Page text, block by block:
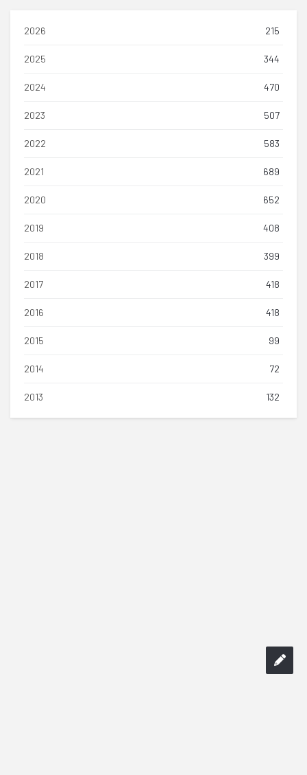
2026 215
2025 344
2024 470
2023 507
2022 583
2021 689
2020 652
2019 408
2018 399
2017 418
2016 418
2015 99
2014 72
2013 132